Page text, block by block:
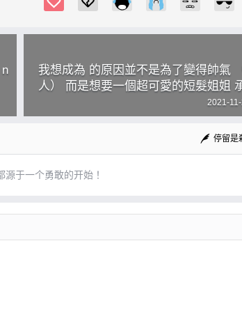
我想成為 的原因並不是為了變得帥氣
人） 而是想要一個超可愛的短髮姐姐
2021-
停留是
源于一个勇敢的开始！